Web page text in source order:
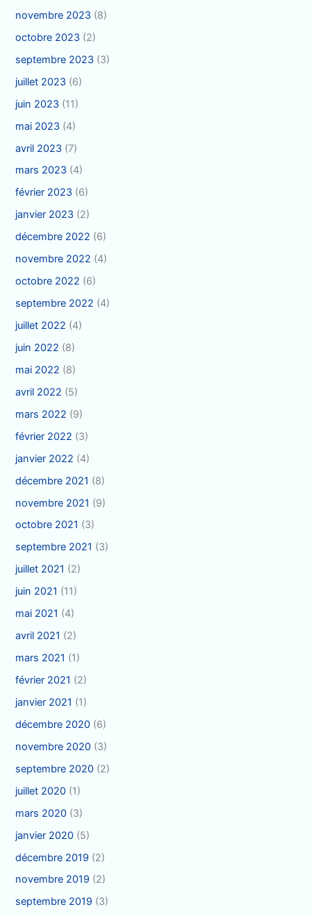
novembre 2023 (8)
octobre 2023 (2)
septembre 2023 (3)
juillet 2023 (6)
juin 2023 (11)
mai 2023 (4)
avril 2023 (7)
mars 2023 (4)
février 2023 (6)
janvier 2023 (2)
décembre 2022 (6)
novembre 2022 (4)
octobre 2022 (6)
septembre 2022 (4)
juillet 2022 (4)
juin 2022 (8)
mai 2022 (8)
avril 2022 (5)
mars 2022 (9)
février 2022 (3)
janvier 2022 (4)
décembre 2021 (8)
novembre 2021 (9)
octobre 2021 (3)
septembre 2021 (3)
juillet 2021 (2)
juin 2021 (11)
mai 2021 (4)
avril 2021 (2)
mars 2021 (1)
février 2021 (2)
janvier 2021 (1)
décembre 2020 (6)
novembre 2020 (3)
septembre 2020 (2)
juillet 2020 (1)
mars 2020 (3)
janvier 2020 (5)
décembre 2019 (2)
novembre 2019 (2)
septembre 2019 (3)